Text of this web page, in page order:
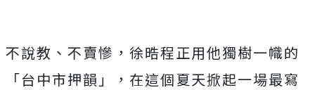
不說教、不賣慘， 徐晧程正用他獨樹一幟的
「台中市押韻」， 在這個夏天掀起一場最寫